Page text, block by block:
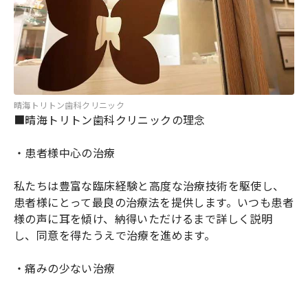
晴海トリトン歯科クリニック
■晴海トリトン歯科クリニックの理念
・患者様中心の治療
私たちは豊富な臨床経験と高度な治療技術を駆使し、
患者様にとって最良の治療法を提供します。いつも患者
様の声に耳を傾け、納得いただけるまで詳しく説明
し、同意を得たうえで治療を進めます。
・痛みの少ない治療